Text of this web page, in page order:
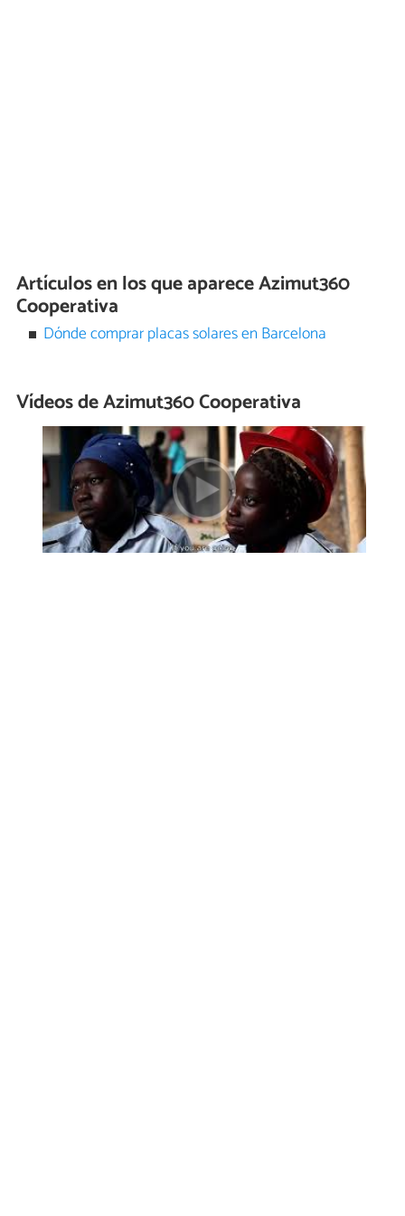
Artículos en los que aparece Azimut360
Cooperativa
Dónde comprar placas solares en Barcelona
Vídeos de Azimut360 Cooperativa